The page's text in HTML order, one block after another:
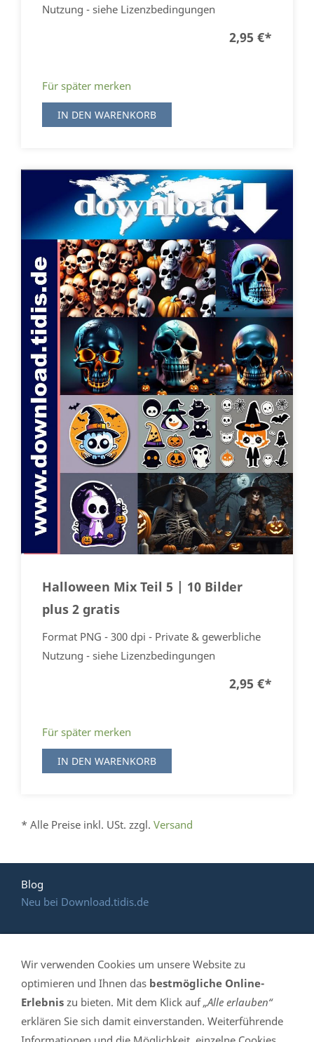
Nutzung - siehe Lizenzbedingungen
2,95 €*
Für später merken
IN DEN WARENKORB
Halloween Mix Teil 5 | 10 Bilder
plus 2 gratis
Format PNG - 300 dpi - Private & gewerbliche
Nutzung - siehe Lizenzbedingungen
2,95 €*
Für später merken
IN DEN WARENKORB
* Alle Preise inkl. USt. zzgl. Versand
Blog
Neu bei Download.tidis.de
HOTLINE: (035 365)
639 061
Wir verwenden Cookies um unsere Website zu
optimieren und Ihnen das bestmögliche Online-
Erlebnis zu bieten. Mit dem Klick auf„Alle erlauben“
erklären Sie sich damit einverstanden. Weiterführende